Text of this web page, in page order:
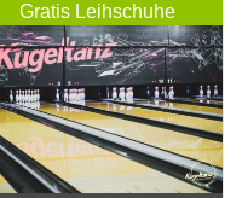
Gratis Leihschuhe